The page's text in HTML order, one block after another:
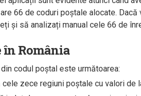
66 de coduri poștale alocate.
și să analizați manual cele 66 de
în România
codul poștal este următoarea:
zece regiuni poștale cu valori de